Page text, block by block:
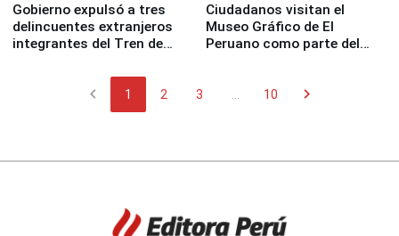
Gobierno expulsó a tres
delincuentes extranjeros
integrantes del Tren de
Ciudadanos visitan el
Museo Gráfico de El
Peruano como parte del
chevron_left 1 2 3 10 chevron_right